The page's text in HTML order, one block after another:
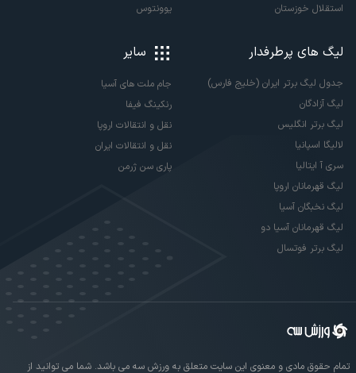
استقلال خوزستان
یوونتوس
لیگ های پرطرفدار
جدول لیگ برتر ایران (خلیج فارس)
لیگ آزادگان
لیگ برتر انگلیس
لالیگا اسپانیا
سری آ ایتالیا
لیگ قهرمانان اروپا
لیگ نخبگان آسیا
لیگ قهرمانان آسیا دو
لیگ برتر فوتسال
سایر
جام ملت های آسیا
رنکینگ فیفا
نقل و انتقالات اروپا
نقل و انتقالات ایران
پاری سن ژرمن
تمام حقوق مادی و معنوی این سایت متعلق به ورزش سه می باشد. شما می توانید از